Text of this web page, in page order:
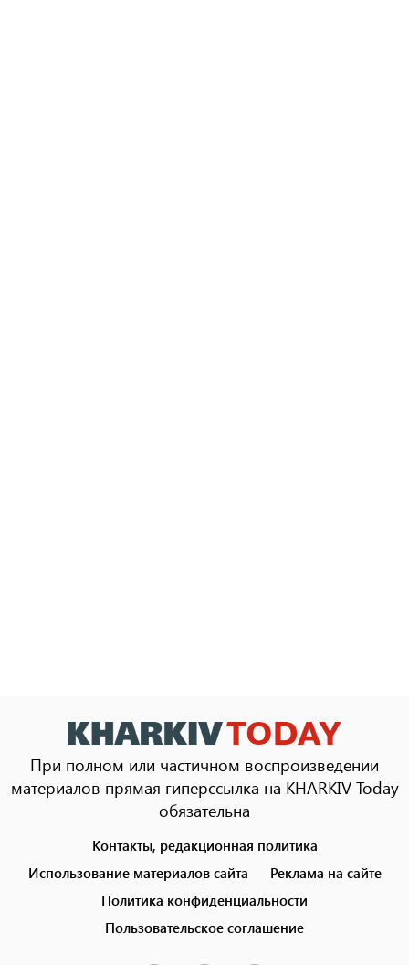
При полном или частичном воспроизведении
материалов прямая гиперссылка на KHARKIV Today
обязательна
menu
Контакты, редакционная политика
Использование материалов сайта
Реклама на сайте
Политика конфиденциальности
Пользовательское соглашение